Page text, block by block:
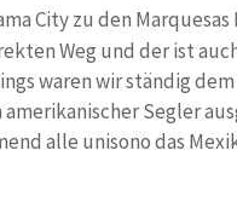
City zu den
Weg und der ist
waren wir ständig
Segler
alle unisono das